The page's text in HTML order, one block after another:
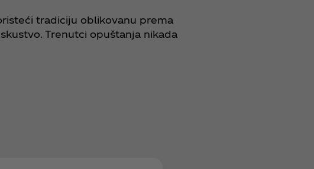
tradiciju oblikovanu prema
Trenutci opuštanja nikada